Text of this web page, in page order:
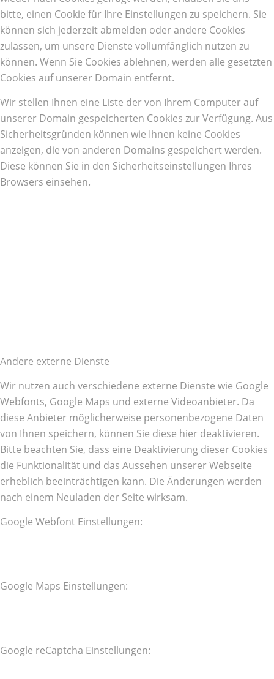
bitte, einen Cookie für Ihre Einstellungen zu speichern. Sie
können sich jederzeit abmelden oder andere Cookies
zulassen, um unsere Dienste vollumfänglich nutzen zu
können. Wenn Sie Cookies ablehnen, werden alle gesetzten
Cookies auf unserer Domain entfernt.
Wir stellen Ihnen eine Liste der von Ihrem Computer auf
unserer Domain gespeicherten Cookies zur Verfügung. Aus
Sicherheitsgründen können wie Ihnen keine Cookies
anzeigen, die von anderen Domains gespeichert werden.
Diese können Sie in den Sicherheitseinstellungen Ihres
Browsers einsehen.
Andere externe Dienste
Wir nutzen auch verschiedene externe Dienste wie Google
Webfonts, Google Maps und externe Videoanbieter. Da
diese Anbieter möglicherweise personenbezogene Daten
von Ihnen speichern, können Sie diese hier deaktivieren.
Bitte beachten Sie, dass eine Deaktivierung dieser Cookies
die Funktionalität und das Aussehen unserer Webseite
erheblich beeinträchtigen kann. Die Änderungen werden
nach einem Neuladen der Seite wirksam.
Google Webfont Einstellungen:
Google Maps Einstellungen:
Google reCaptcha Einstellungen: